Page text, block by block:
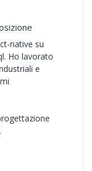
native su
Ho lavorato
e